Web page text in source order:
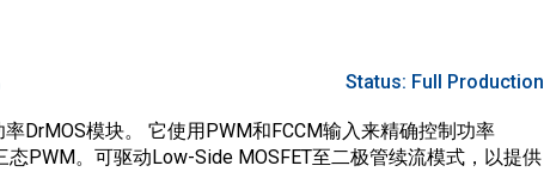
Status: Full Production
DrMOS模块。 它使用PWM和FCCM输入来精确控制功率
PWM。可驱动Low-Side MOSFET至二极管续流模式，以提供